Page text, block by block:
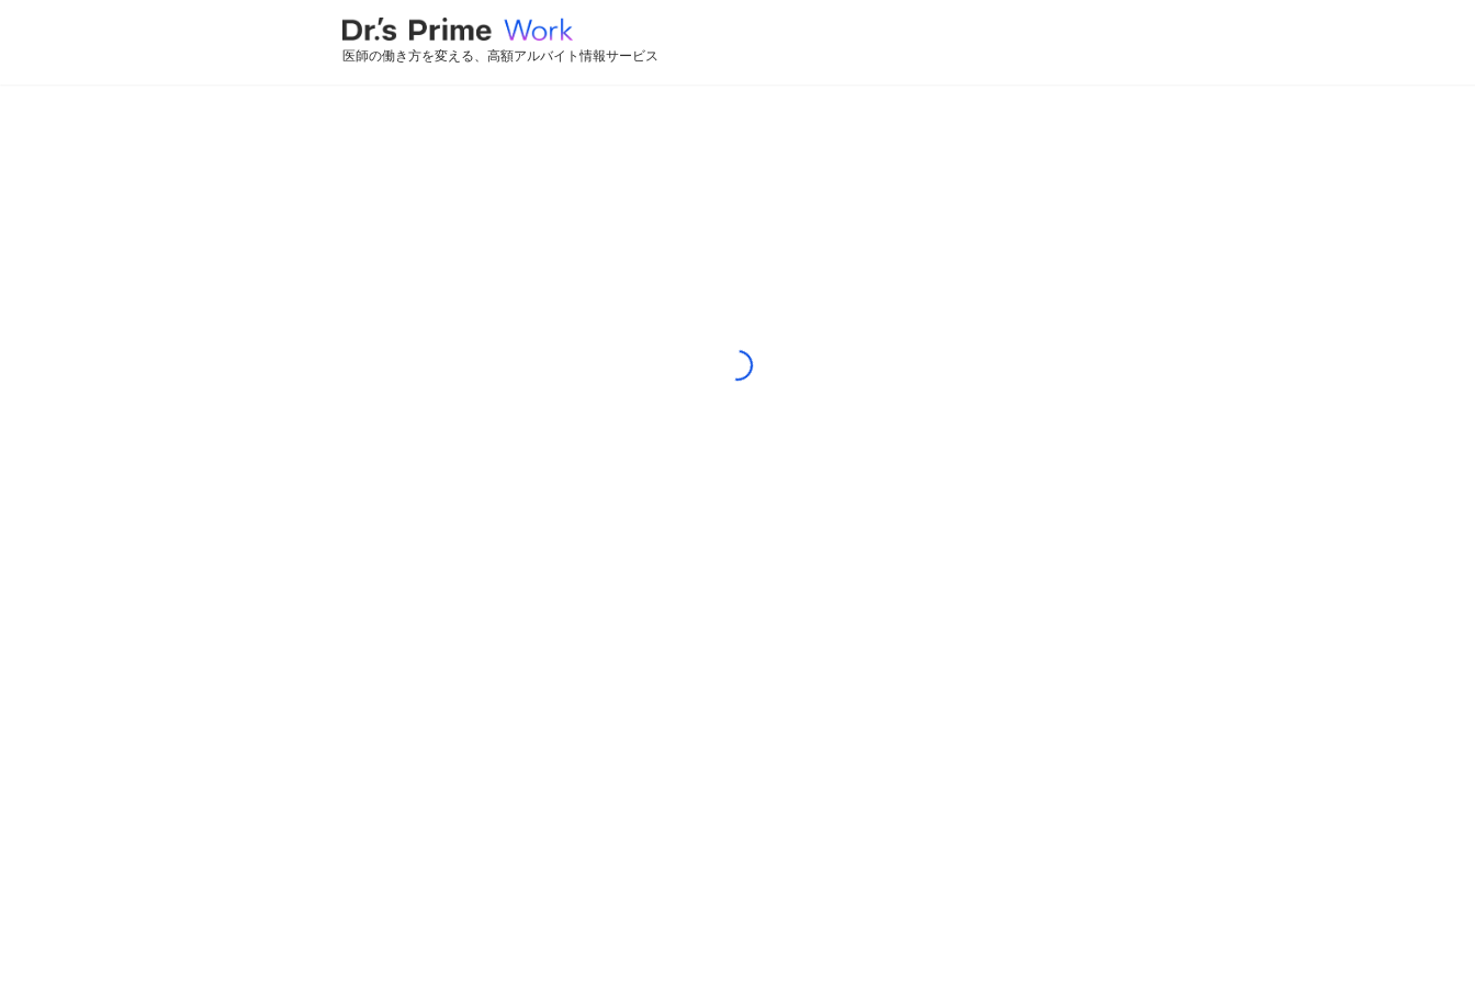
医師の働き方を変える、高額アルバイト情報サービス
Loading...